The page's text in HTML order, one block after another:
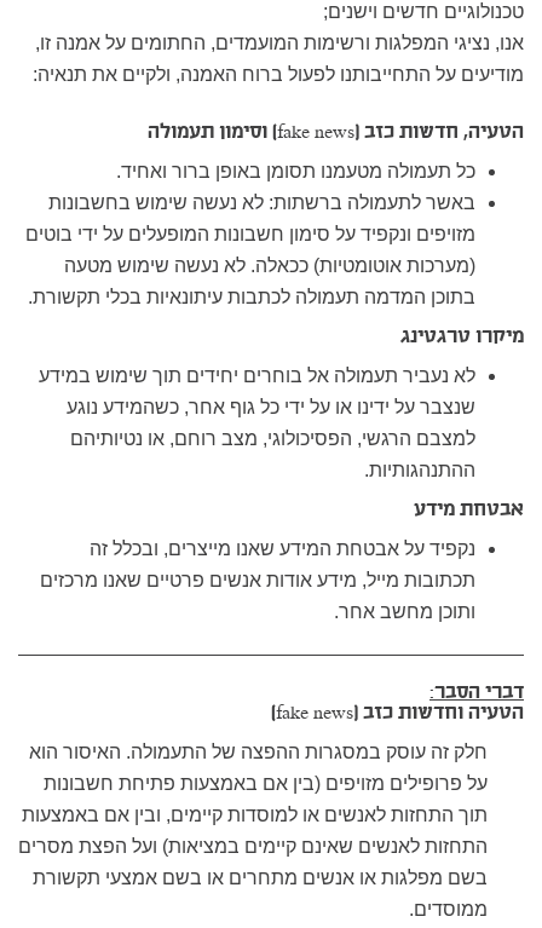
טכנולוגיים חדשים וישנים;
אנו, נציגי המפלגות ורשימות המועמדים, החתומים על אמנה זו,
מודיעים על התחייבותנו לפעול ברוח האמנה, ולקיים את תנאיה:
הטעיה, חדשות כזב (fake news) וסימון תעמולה
כל תעמולה מטעמנו תסומן באופן ברור ואחיד.
באשר לתעמולה ברשתות: לא נעשה שימוש בחשבונות
מזויפים ונקפיד על סימון חשבונות המופעלים על ידי בוטים
(מערכות אוטומטיות) ככאלה. לא נעשה שימוש מטעה
בתוכן המדמה תעמולה לכתבות עיתונאיות בכלי תקשורת.
מיקרו טרגטינג
לא נעביר תעמולה אל בוחרים יחידים תוך שימוש במידע
שנצבר על ידינו או על ידי כל גוף אחר, כשהמידע נוגע
למצבם הרגשי, הפסיכולוגי, מצב רוחם, או נטיותיהם
ההתנהגותיות.
אבטחת מידע
נקפיד על אבטחת המידע שאנו מייצרים, ובכלל זה
תכתובות מייל, מידע אודות אנשים פרטיים שאנו מרכזים
ותוכן מחשב אחר.
דברי הסבר:
הטעיה וחדשות כזב (fake news)
חלק זה עוסק במסגרות ההפצה של התעמולה. האיסור הוא
על פרופילים מזויפים (בין אם באמצעות פתיחת חשבונות
תוך התחזות לאנשים או למוסדות קיימים, ובין אם באמצעות
התחזות לאנשים שאינם קיימים במציאות) ועל הפצת מסרים
בשם מפלגות או אנשים מתחרים או בשם אמצעי תקשורת
ממוסדים.